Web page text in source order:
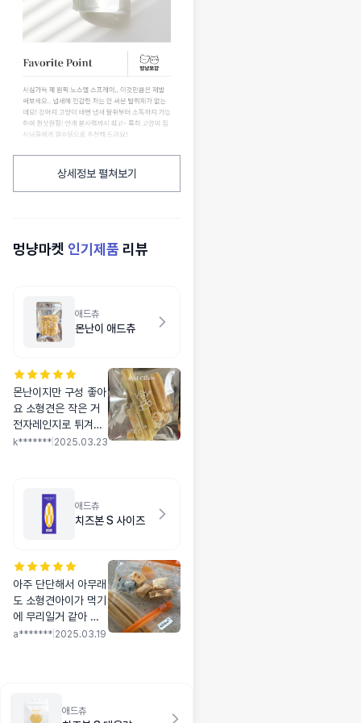
상세정보 펼쳐보기
멍냥마켓 인기제품 리뷰
애드츄
몬난이 애드츄
몬난이지만 구성 좋아
요 소형견은 작은 거
전자레인지로 튀겨주
는 게 더 안전할 것 같
k******* 2025.03.23
애드츄
치즈본 S 사이즈
아주 단단해서 아무래
도 소형견아이가 먹기
에 무리일거 같아 바
게트로 만들었는데 너
a******* 2025.03.19
애드츄